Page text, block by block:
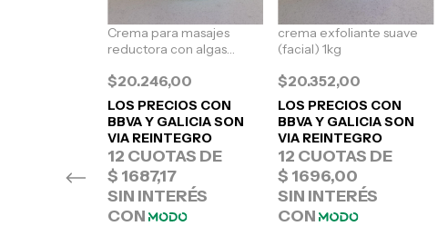
Crema para masajes
reductora con algas
$20.246,00
crema exfoliante suave
(facial) 1kg
$20.352,00